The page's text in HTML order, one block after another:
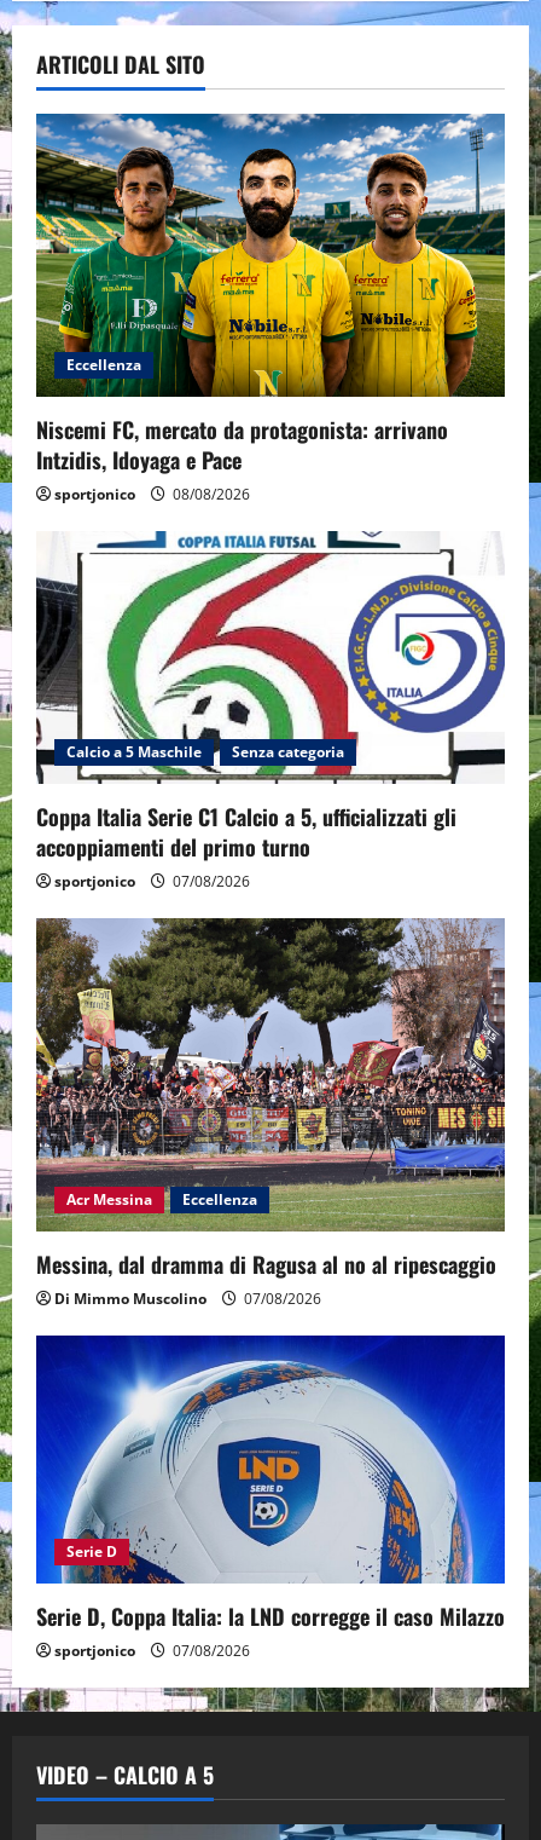
ARTICOLI DAL SITO
Eccellenza
Niscemi FC, mercato da protagonista: arrivano
Intzidis, Idoyaga e Pace
sportjonico 08/08/2026
Calcio a 5 Maschile Senza categoria
Coppa Italia Serie C1 Calcio a 5, ufficializzati gli
accoppiamenti del primo turno
sportjonico 07/08/2026
Acr Messina Eccellenza
Messina, dal dramma di Ragusa al no al ripescaggio
Di Mimmo Muscolino 07/08/2026
Serie D
Serie D, Coppa Italia: la LND corregge il caso Milazzo
sportjonico 07/08/2026
VIDEO – CALCIO A 5